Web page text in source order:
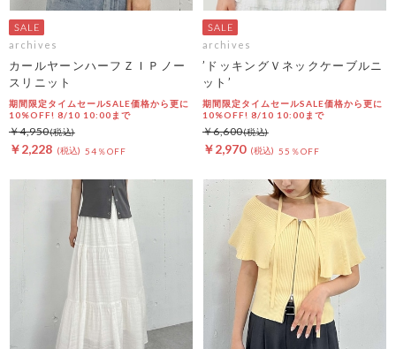
archives
カールヤーンハーフＺＩＰノー
スリニット
期間限定タイムセールSALE価格から更に
10%OFF! 8/10 10:00まで
￥2,228 54％OFF
￥4,950
archives
’ドッキングＶネックケーブルニ
ット’
期間限定タイムセールSALE価格から更に
10%OFF! 8/10 10:00まで
￥2,970 55％OFF
￥6,600